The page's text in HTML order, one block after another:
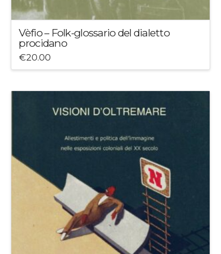
Vèfio – Folk-glossario del dialetto
procidano
€20.00